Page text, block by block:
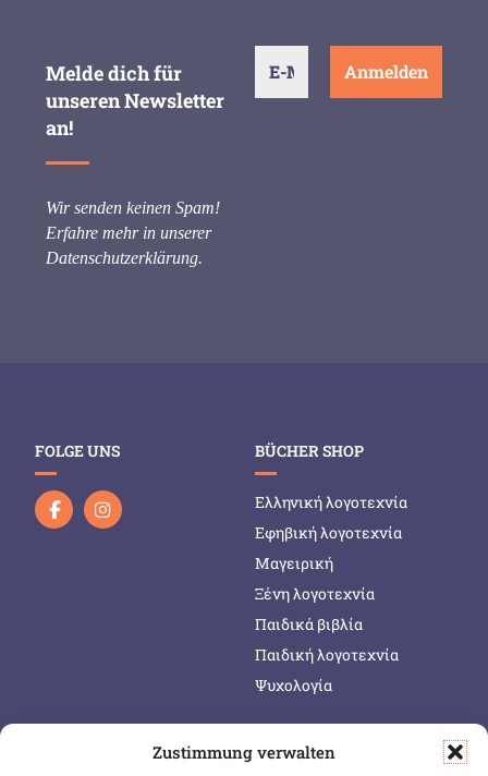
Zustimmung verwalten
Melde dich für
unseren Newsletter
an!
Wir senden keinen Spam!
Erfahre mehr in unserer
Datenschutzerklärung.
FOLGE UNS BÜCHER SHOP
Ελληνική λογοτεχνία
Εφηβική λογοτεχνία
Μαγειρική
Ξένη λογοτεχνία
Παιδικά βιβλία
Παιδική λογοτεχνία
Ψυχολογία
SERVICE & INFOS SICHER BEZAHLEN